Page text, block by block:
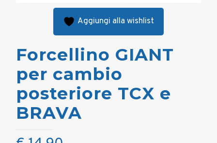
Aggiungi alla wishlist
Forcellino GIANT
per cambio
posteriore TCX e
BRAVA